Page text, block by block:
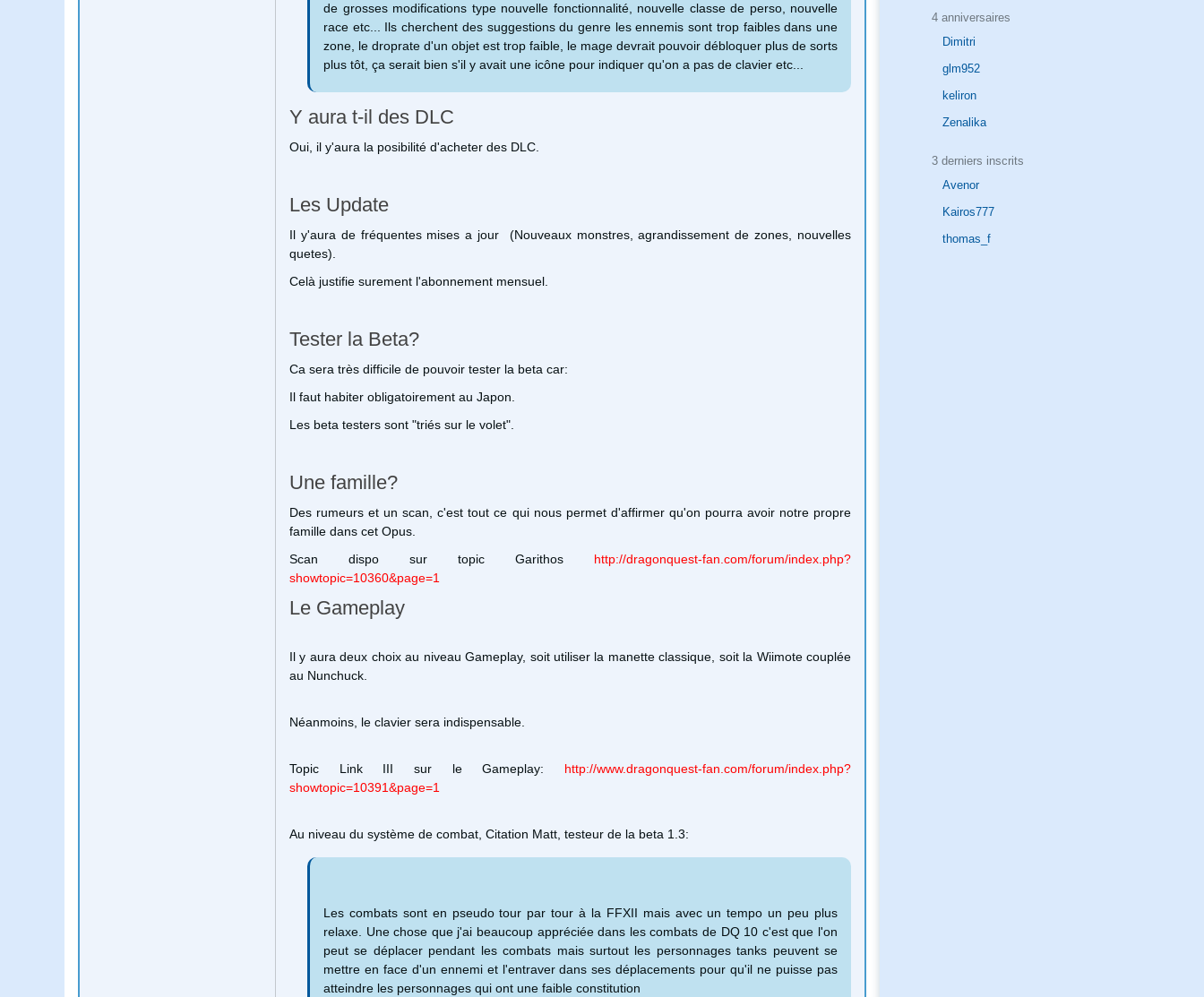
4 anniversaires
Dimitri
glm952
keliron
Zenalika
3 derniers inscrits
Avenor
Kairos777
thomas_f
de grosses modifications type nouvelle fonctionnalité, nouvelle classe de perso, nouvelle
race etc... Ils cherchent des suggestions du genre les ennemis sont trop faibles dans une
zone, le droprate d'un objet est trop faible, le mage devrait pouvoir débloquer plus de sorts
plus tôt, ça serait bien s'il y avait une icône pour indiquer qu'on a pas de clavier etc...
Y aura t-il des DLC
Oui, il y'aura la posibilité d'acheter des DLC.
Les Update
Il y'aura de fréquentes mises a jour (Nouveaux monstres, agrandissement de zones, nouvelles
quetes).
Celà justifie surement l'abonnement mensuel.
Tester la Beta?
Ca sera très difficile de pouvoir tester la beta car:
Il faut habiter obligatoirement au Japon.
Les beta testers sont "triés sur le volet".
Une famille?
Des rumeurs et un scan, c'est tout ce qui nous permet d'affirmer qu'on pourra avoir notre propre
famille dans cet Opus.
Scan dispo sur topic Garithos http://dragonquest-fan.com/forum/index.php?
showtopic=10360&page=1
Le Gameplay
Il y aura deux choix au niveau Gameplay, soit utiliser la manette classique, soit la Wiimote couplée
au Nunchuck.
Néanmoins, le clavier sera indispensable.
Topic Link III sur le Gameplay: http://www.dragonquest-fan.com/forum/index.php?
showtopic=10391&page=1
Au niveau du système de combat, Citation Matt, testeur de la beta 1.3:
Les combats sont en pseudo tour par tour à la FFXII mais avec un tempo un peu plus
relaxe. Une chose que j'ai beaucoup appréciée dans les combats de DQ 10 c'est que l'on
peut se déplacer pendant les combats mais surtout les personnages tanks peuvent se
mettre en face d'un ennemi et l'entraver dans ses déplacements pour qu'il ne puisse pas
atteindre les personnages qui ont une faible constitution